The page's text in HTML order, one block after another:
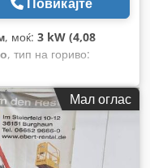
, моќ: 3 kW (4,08
, тип на гориво:
2006, кабина
Мал оглас